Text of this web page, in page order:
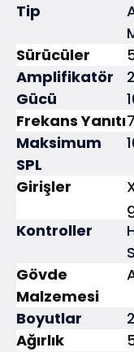
Tip
Sürücüler
Amplifikatör
Gücü
Frekans Yanıtı
Maksimum
SPL
Girişler
Kontroller
Gövde
Malzemesi
Boyutlar
Ağırlık